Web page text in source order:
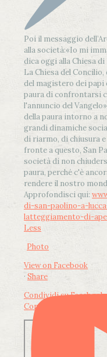
Poi il messaggio
alla società:«Io mi
dica oggi alla Chiesa
La Chiesa del
del magistero dei papi
paura di confrontarsi
l'annuncio del Vangelo»
della paura intorno a
grandi dinamiche
di riarmo, di chiusura
fronte a questo, San
società di non
paura, perché c'è
rendere il nostro
Approfondisci qui:
di-san-paolino-a-
latteggiamento-di-
Less
Photo
View on Facebook
· Share
Condividi su Facebook
Condividi su LinkedIn